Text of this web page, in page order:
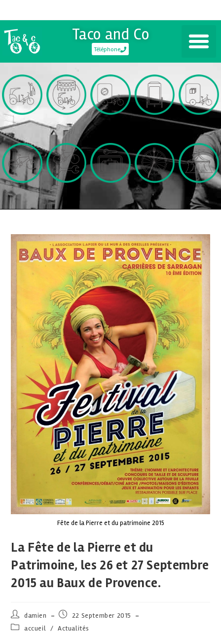
Taco and Co
Téléphone
Fête de la Pierre et du patrimoine 2015
La Fête de la Pierre et du
Patrimoine, les 26 et 27 Septembre
2015 au Baux de Provence.
damien
22 September 2015
accueil / Actualités